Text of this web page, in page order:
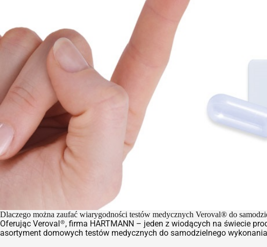
Dlaczego można zaufać wiarygodności testów medycznych Veroval® do
Oferując Veroval®, firma HARTMANN – jeden z wiodących na świecie
asortyment domowych testów medycznych do samodzielnego